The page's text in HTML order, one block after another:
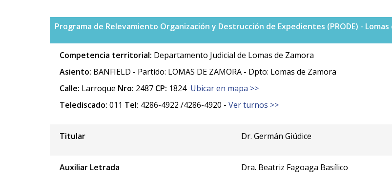
Programa de Relevamiento Organización y Destrucción de Expedientes (PRODE) - Lomas
Competencia territorial: Departamento Judicial de Lomas de Zamora
Asiento: BANFIELD - Partido: LOMAS DE ZAMORA - Dpto: Lomas de Zamora
Calle: Larroque Nro: 2487 CP: 1824 Ubicar en mapa >>
Telediscado: 011 Tel: 4286-4922 /4286-4920 - Ver turnos >>
Titular Dr. Germán Giúdice
Auxiliar Letrada Dra. Beatriz Fagoaga Basílico